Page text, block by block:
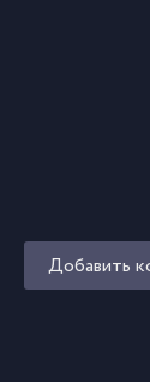
Добавить